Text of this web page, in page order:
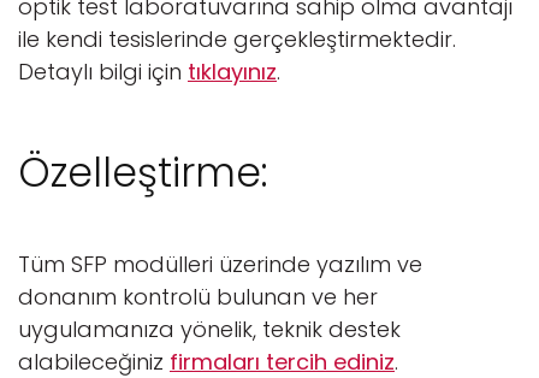
optik test laboratuvarına sahip olma avantajı
ile kendi tesislerinde gerçekleştirmektedir.
Detaylı bilgi için tıklayınız.
Özelleştirme:
Tüm SFP modülleri üzerinde yazılım ve
donanım kontrolü bulunan ve her
uygulamanıza yönelik, teknik destek
alabileceğiniz firmaları tercih ediniz.